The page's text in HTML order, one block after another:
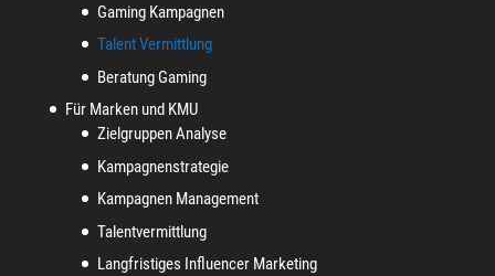
Gaming Kampagnen
Talent Vermittlung
Beratung Gaming
Für Marken und KMU
Zielgruppen Analyse
Kampagnenstrategie
Kampagnen Management
Talentvermittlung
Langfristiges Influencer Marketing